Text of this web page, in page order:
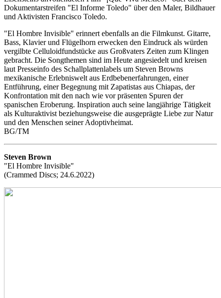
Dokumentarstreifen "El Informe Toledo" über den Maler, Bildhauer
und Aktivisten Francisco Toledo.
"El Hombre Invisible" erinnert ebenfalls an die Filmkunst. Gitarre,
Bass, Klavier und Flügelhorn erwecken den Eindruck als würden
vergilbte Celluloidfundstücke aus Großvaters Zeiten zum Klingen
gebracht. Die Songthemen sind im Heute angesiedelt und kreisen
laut Presseinfo des Schallplattenlabels um Steven Browns
mexikanische Erlebniswelt aus Erdbebenerfahrungen, einer
Entführung, einer Begegnung mit Zapatistas aus Chiapas, der
Konfrontation mit den nach wie vor präsenten Spuren der
spanischen Eroberung. Inspiration auch seine langjährige Tätigkeit
als Kulturaktivist beziehungsweise die ausgeprägte Liebe zur Natur
und den Menschen seiner Adoptivheimat.
BG/TM
Steven Brown
"El Hombre Invisible"
(Crammed Discs; 24.6.2022)